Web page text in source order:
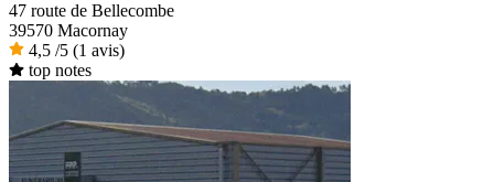
47 route de Bellecombe
39570 Macornay
4,5 /5 (1 avis)
top notes